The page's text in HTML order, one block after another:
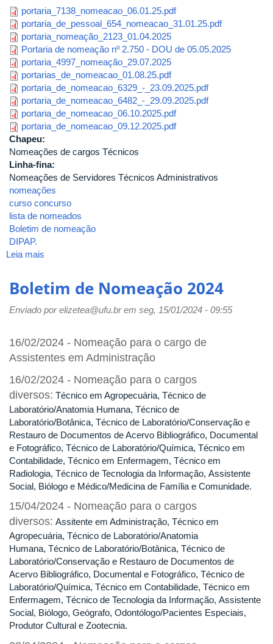
portaria_7138_nomeacao_06.01.25.pdf
portaria_de_pessoal_654_nomeacao_31.01.25.pdf
portaria_nomeação_2123_01.04.2025
Portaria de nomeação nº 2.750 - DOU de 05.05.2025
portaria_4997_nomeação_29.07.2025
portarias_de_nomeacao_01.08.25.pdf
portaria_de_nomeacao_6329_-_23.09.2025.pdf
portaria_de_nomeacao_6482_-_29.09.2025.pdf
portaria_de_nomeacao_06.10.2025.pdf
portaria_de_nomeacao_09.12.2025.pdf
Chapeu:
Nomeações de cargos Técnicos
Linha-fina:
Nomeações de Servidores Técnicos Administrativos
nomeações
curso concurso
lista de nomeados
Boletim de nomeação
DIPAP.
Leia mais
de
Nomeação
Boletim de Nomeação 2024
Enviado porelizetea@ufu.brem seg, 15/01/2024 - 09:55
16/02/2024 - Nomeação para o cargo de
Assistentes em Administração
16/02/2024 - Nomeação para o cargos
diversos: Técnico em Agropecuária, Técnico de
Laboratório/Anatomia Humana, Técnico de
Laboratório/Botânica, Técnico de Laboratório/Conservação e
Restauro de Documentos de Acervo Bibliográfico, Documental
e Fotográfico, Técnico de Laboratório/Química, Técnico em
Contabilidade, Técnico em Enfermagem, Técnico em
Radiologia, Técnico de Tecnologia da Informação, Assistente
Social, Biólogo e Médico/Medicina de Família e Comunidade.
15/04/2024 - Nomeação para o cargos
diversos: Assitente em Administração, Técnico em
Agropecuária, Técnico de Laboratório/Anatomia
Humana, Técnico de Laboratório/Botânica, Técnico de
Laboratório/Conservação e Restauro de Documentos de
Acervo Bibliográfico, Documental e Fotográfico, Técnico de
Laboratório/Química, Técnico em Contabilidade, Técnico em
Enfermagem, Técnico de Tecnologia da Informação, Assistente
Social, Biólogo, Geógrafo, Odontólogo/Pacientes Especiais,
Produtor Cultural e Zootecnia.